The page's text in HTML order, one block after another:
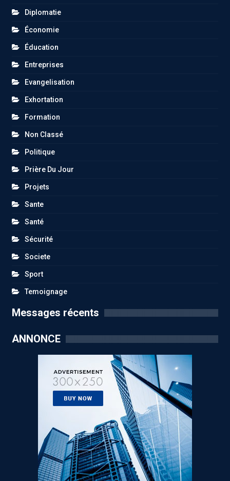
Diplomatie
Économie
Éducation
Entreprises
Evangelisation
Exhortation
Formation
Non Classé
Politique
Prière Du Jour
Projets
Sante
Santé
Sécurité
Societe
Sport
Temoignage
Messages récents
ANNONCE